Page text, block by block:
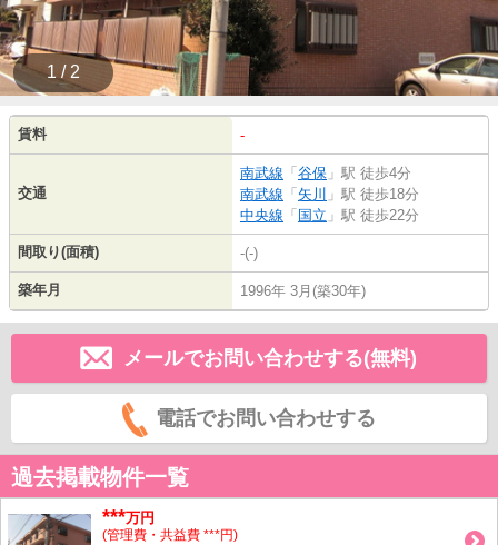
1 / 2
賃料 -
交通
南武線 「 谷保 」駅 徒歩4分
南武線 「 矢川 」駅 徒歩18分
中央線 「 国立 」駅 徒歩22分
間取り(面積) -(-)
築年月 1996年 3月(築30年)
メールでお問い合わせする(無料)
電話でお問い合わせする
過去掲載物件一覧
***万円
(管理費・共益費 ***円)